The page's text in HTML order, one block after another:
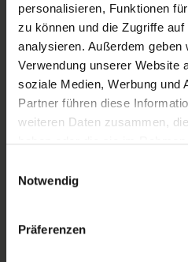
personalisieren, Funktionen
zu können und die Zugriffe
analysieren. Außerdem
Verwendung unserer Website
soziale Medien, Werbung und
Partner führen diese
weiteren Daten zusammen,
haben oder die sie im
Notwendig
Präferenzen
Send